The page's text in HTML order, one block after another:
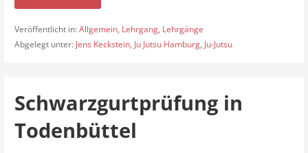
Veröffentlicht in:Allgemein, Lehrgang, Lehrgänge
Abgelegt unter: Jens Keckstein, Ju Jutsu Hamburg, Ju-Jutsu
Schwarzgurtprüfung in
Todenbüttel